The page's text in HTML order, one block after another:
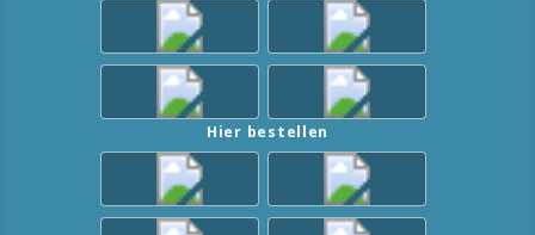
Hier bestellen